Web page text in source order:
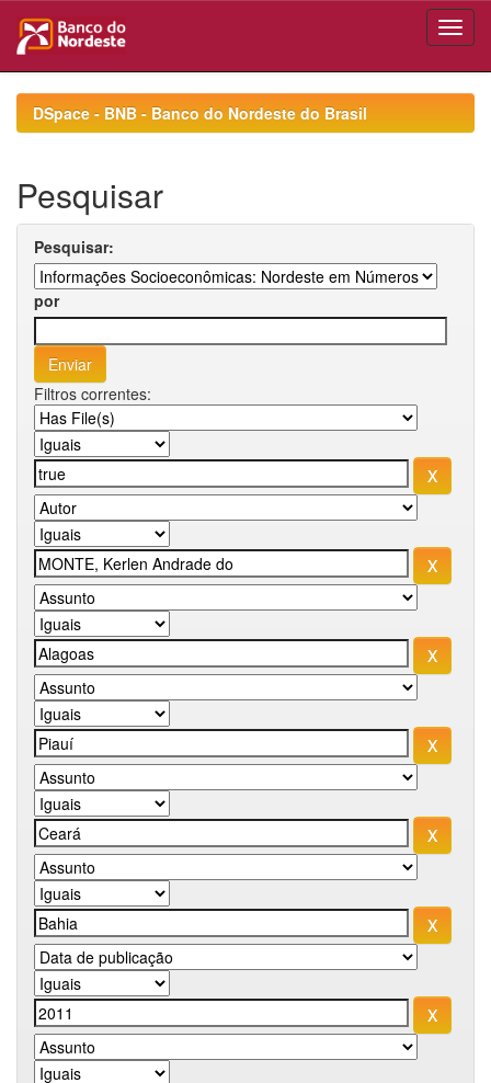
navigationDSpace - BNB - Banco do Nordeste do Brasil
Pesquisar
Pesquisar:
por
Filtros correntes: